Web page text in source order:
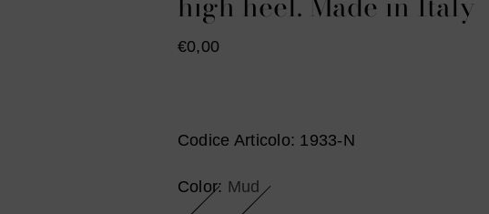
Regular
€0,00
Codice Articolo: 1933-N
Color: Mud